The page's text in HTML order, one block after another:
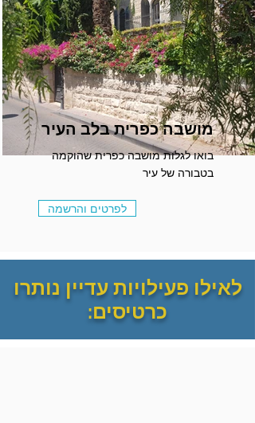
מושבה כפרית בלב העיר
בואו לגלות מושבה כפרית שהוקמה
בטבורה של עיר
לפרטים והרשמה
לאילו פעילויות עדיין נותרו
כרטיסים: